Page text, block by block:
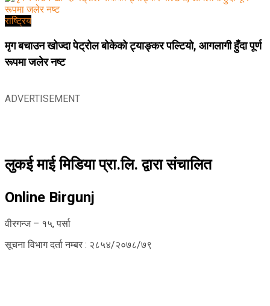
राष्ट्रिय
मृग बचाउन खोज्दा पेट्रोल बोकेको ट्याङ्कर पल्टियो, आगलागी हुँदा पूर्ण
रूपमा जलेर नष्ट
ADVERTISEMENT
लुकई माई मिडिया प्रा.लि. द्वारा संचालित
Online Birgunj
वीरगन्ज – १५, पर्सा
सूचना विभाग दर्ता नम्बर : २८५४/२०७८/७९